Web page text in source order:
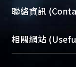
臺大位居世界
展現本校豐碩
機構典藏（
台，成為臺大
聯絡資訊
總館學科館員
醫學圖書館學科
相關網站